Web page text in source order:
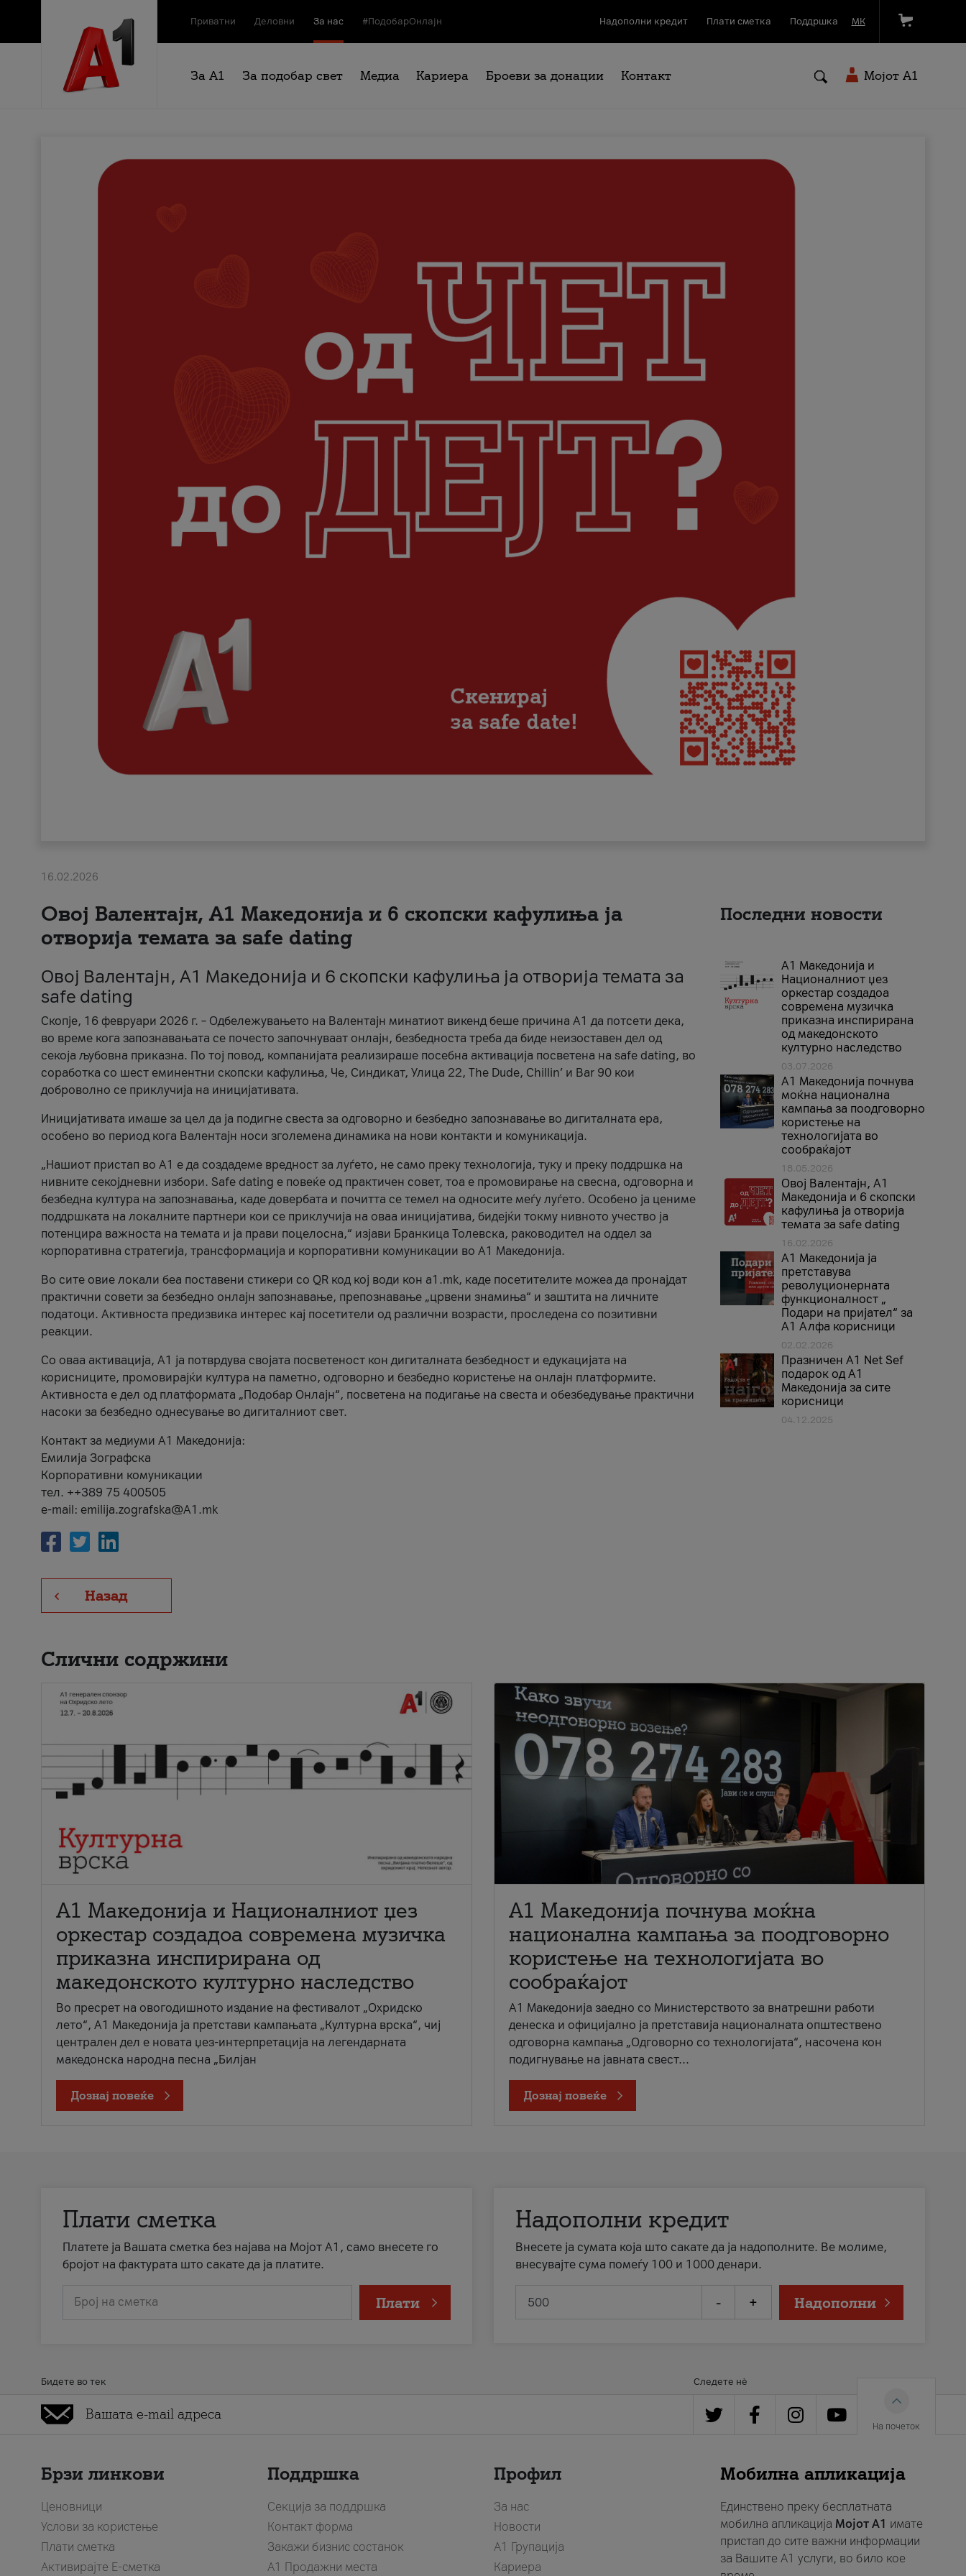
Приватни Деловни За нас #ПодобарОнлајн Надополни кредит Плати сметка Поддршка МК
За А1 За подобар свет Медиа Кариера Броеви за донации Контакт Мојот A1
16.02.2026
Овој Валентајн, A1 Македонија и 6 скопски кафулиња ја
отворија темата за safe dating
Овој Валентајн, A1 Македонија и 6 скопски кафулиња ја отворија темата за
safe dating
Скопје, 16 февруари 2026 г. – Одбележувањето на Валентајн минатиот викенд беше причина А1 да потсети дека,
во време кога запознавањата се почесто започнуваат онлајн, безбедноста треба да биде неизоставен дел од
секоја љубовна приказна. По тој повод, компанијата реализираше посебна активација посветена на safe dating, во
соработка со шест еминентни скопски кафулиња, Че, Синдикат, Улица 22, The Dude, Chillin’ и Bar 90 кои
доброволно се приклучија на иницијативата.
Иницијативата имаше за цел да ја подигне свеста за одговорно и безбедно запознавање во дигиталната ера,
особено во период кога Валентајн носи зголемена динамика на нови контакти и комуникација.
„Нашиот пристап во А1 е да создадеме вредност за луѓето, не само преку технологија, туку и преку поддршка на
нивните секојдневни избори. Safe dating е повеќе од практичен совет, тоа е промовирање на свесна, одговорна и
безбедна култура на запознавања, каде довербата и почитта се темел на односите меѓу луѓето. Особено ја цениме
поддршката на локалните партнери кои се приклучија на оваа иницијатива, бидејќи токму нивното учество ја
потенцира важноста на темата и ја прави поцелосна,“ изјави Бранкица Толевска, раководител на оддел за
корпоративна стратегија, трансформација и корпоративни комуникации во А1 Македонија.
Во сите овие локали беа поставени стикери со QR код кој води кон a1.mk, каде посетителите можеа да пронајдат
практични совети за безбедно онлајн запознавање, препознавање „црвени знамиња“ и заштита на личните
податоци. Активноста предизвика интерес кај посетители од различни возрасти, проследена со позитивни
реакции.
Со оваа активација, А1 ја потврдува својата посветеност кон дигиталната безбедност и едукацијата на
корисниците, промовирајќи култура на паметно, одговорно и безбедно користење на онлајн платформите.
Активноста е дел од платформата „Подобар Онлајн“, посветена на подигање на свеста и обезбедување практични
насоки за безбедно однесување во дигиталниот свет.
Контакт за медиуми А1 Македонија:
Емилија Зографска
Корпоративни комуникации
тел. ++389 75 400505
e-mail: emilija.zografska@A1.mk
Назад
Последни новости
А1 Македонија и
Националниот џез
оркестар создадоа
современа музичка
приказна инспирирана
од македонското
културно наследство
03.07.2026
A1 Македонија почнува
моќна национална
кампања за поодговорно
користење на
технологијата во
сообраќајот
18.05.2026
Овој Валентајн, A1
Македонија и 6 скопски
кафулиња ја отворија
темата за safe dating
16.02.2026
А1 Македонија ја
претставува
револуционерната
функционалност „
Подари на пријател“ за
А1 Алфа корисници
02.02.2026
Празничен A1 Net Sеf
подарок од А1
Македонија за сите
корисници
04.12.2025
Слични содржини
А1 Македонија и Националниот џез
оркестар создадоа современа музичка
приказна инспирирана од
македонското културно наследство
Во пресрет на овогодишното издание на фестивалот „Охридско
лето“, А1 Македонија ја претстави кампањата „Културна врска“, чиј
централен дел е новата џез-интерпретација на легендарната
македонска народна песна „Билјан
Дознај повеќе
A1 Македонија почнува моќна
национална кампања за поодговорно
користење на технологијата во
сообраќајот
A1 Македонија заедно со Министерството за внатрешни работи
денеска и официјално ја претставија националната општествено
одговорна кампања „Одговорно со технологијата“, насочена кон
подигнување на јавната свест...
Дознај повеќе
Плати сметка
Платете ја Вашата сметка без најава на Мојот А1, само внесете го
бројот на фактурата што сакате да ја платите.
Број на сметка Плати
Надополни кредит
Внесете ја сумата која што сакате да ја надополните. Ве молиме,
внесувајте сума помеѓу 100 и 1000 денари.
- + Надополни
Бидете во тек Следете нè
На почеток
Брзи линкови
Ценовници
Услови за користење
Плати сметка
Активирајте Е-сметка
Поддршка
Секција за поддршка
Контакт форма
Закажи бизнис состанок
A1 Продажни места
Профил
За нас
Новости
А1 Групација
Кариера
Мобилна апликација
Единствено преку бесплатната
мобилна апликација Мојот A1 имате
пристап до сите важни информации
за Вашите A1 услуги, во било кое